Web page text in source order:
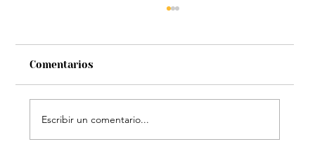
Comentarios
Escribir un comentario...